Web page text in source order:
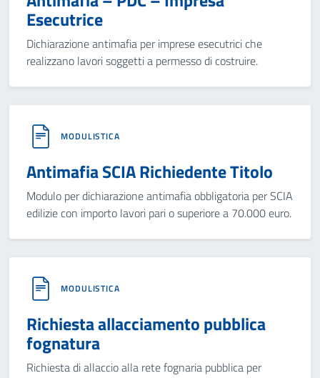
Esecutrice
Dichiarazione antimafia per imprese esecutrici che
realizzano lavori soggetti a permesso di costruire.
MODULISTICA
Antimafia SCIA Richiedente Titolo
Modulo per dichiarazione antimafia obbligatoria per SCIA
edilizie con importo lavori pari o superiore a 70.000 euro.
MODULISTICA
Richiesta allacciamento pubblica
fognatura
Richiesta di allaccio alla rete fognaria pubblica per